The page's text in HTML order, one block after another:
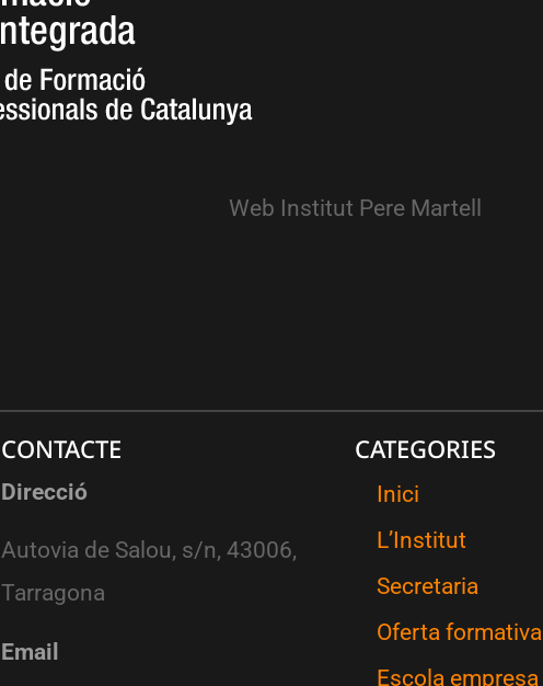
Web Institut Pere Martell
CONTACTE
Direcció
Autovia de Salou, s/n, 43006,
Tarragona
Email
CATEGORIES
Inici
L’Institut
Secretaria
Oferta formativa
Escola empresa